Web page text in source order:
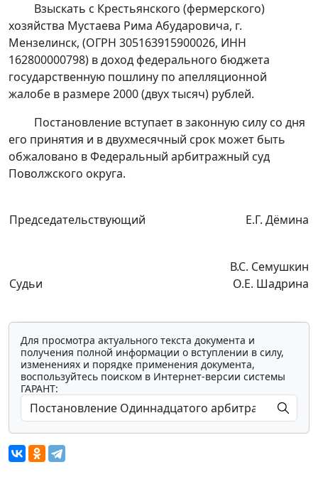
Взыскать с Крестьянского (фермерского)
хозяйства Мустаева Рима Абударовича, г.
Мензелинск, (ОГРН 305163915900026, ИНН
162800000798) в доход федерального бюджета
государственную пошлину по апелляционной
жалобе в размере 2000 (двух тысяч) рублей.
Постановление вступает в законную силу со дня
его принятия и в двухмесячный срок может быть
обжаловано в Федеральный арбитражный суд
Поволжского округа.
Председательствующий Е.Г. Дёмина
Судьи
В.С. Семушкин
О.Е. Шадрина
Для просмотра актуального текста документа и
получения полной информации о вступлении в силу,
изменениях и порядке применения документа,
воспользуйтесь поиском в Интернет-версии системы
ГАРАНТ: